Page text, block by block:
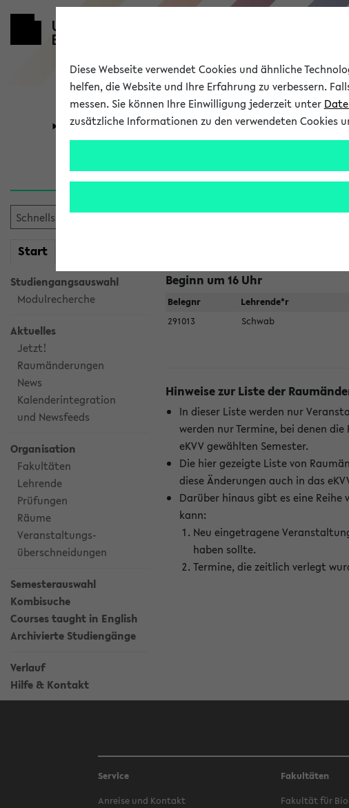
Universität Forschung
Start
Studiengangsauswahl
Modulrecherche
Aktuelles
Jetzt!
Raumänderungen
News
Kalenderintegration
und Newsfeeds
Organisation
Fakultäten
Lehrende
Prüfungen
Räume
Veranstaltungs-
überschneidungen
Semesterauswahl
Kombisuche
Courses taught in English
Archivierte Studiengänge
Verlauf
Hilfe & Kontakt
Veranstaltungen, bei denen sich
Beginn um 16 Uhr
Belegnr Lehrende*r
291013
Schwab
Hinweise zur Liste der
In dieser Liste werden nur
werden nur Termine, bei denen
eKVV gewählten Semester.
Die hier gezeigte Liste von
diese Änderungen auch in das
Darüber hinaus gibt es eine
kann:
Neu eingetragene
haben sollte.
Termine, die zeitlich verlegt
Service
Anreise und Kontakt
Fakultäten
Fakultät für
Diese Webseite verwendet Cookies und ähnliche
helfen, die Website und Ihre Erfahrung zu verbessern.
messen. Sie können Ihre Einwilligung jederzeit unter
zusätzliche Informationen zu den verwendeten Cookies